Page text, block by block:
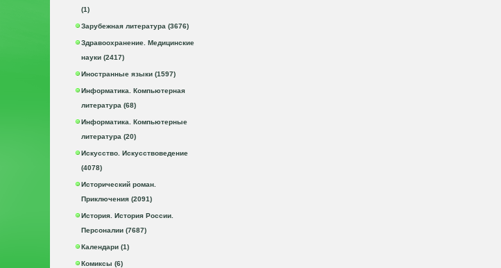
(1)
Зарубежная литература (3676)
Здравоохранение. Медицинские
науки (2417)
Иностранные языки (1597)
Информатика. Компьютерная
литература (68)
Информатика. Компьютерные
литература (20)
Искусство. Искусствоведение
(4078)
Исторический роман.
Приключения (2091)
История. История России.
Персоналии (7687)
Календари (1)
Комиксы (6)